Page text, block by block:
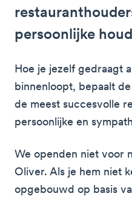
persoonlijke
Hoe je jezelf gedraagt
binnenloopt, bepaalt
de meest succesvolle
persoonlijke en
We openden niet voor
Oliver. Als je hem niet
opgebouwd op basis